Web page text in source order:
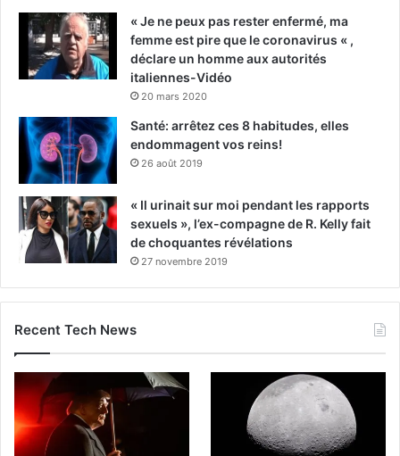
« Je ne peux pas rester enfermé, ma
femme est pire que le coronavirus « ,
déclare un homme aux autorités
italiennes-Vidéo
20 mars 2020
Santé: arrêtez ces 8 habitudes, elles
endommagent vos reins!
26 août 2019
« Il urinait sur moi pendant les rapports
sexuels », l’ex-compagne de R. Kelly fait
de choquantes révélations
27 novembre 2019
Recent Tech News